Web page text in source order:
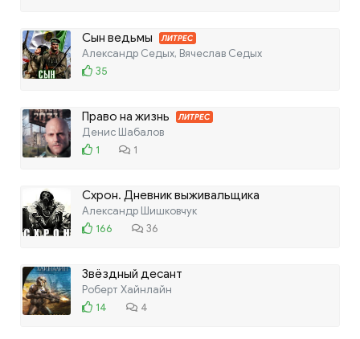
Сын ведьмы ЛИТРЕС
Александр Седых, Вячеслав Седых
35
Право на жизнь ЛИТРЕС
Денис Шабалов
1
1
Схрон. Дневник выживальщика
Александр Шишковчук
166
36
Звёздный десант
Роберт Хайнлайн
14
4